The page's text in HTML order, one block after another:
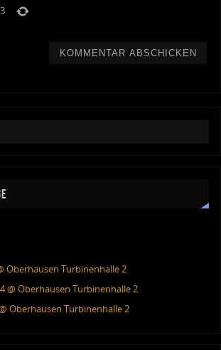
3
Oberhausen Turbinenhalle 2
@ Oberhausen Turbinenhalle 2
Oberhausen Turbinenhalle 2